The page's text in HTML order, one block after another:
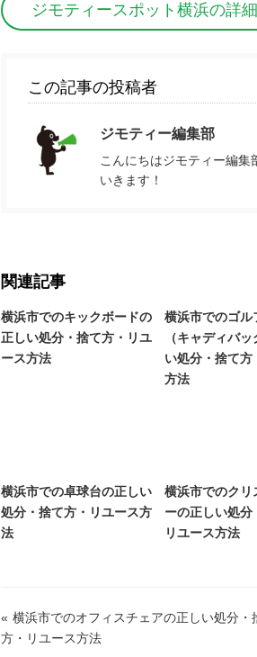
ジモティースポット横浜の詳
この記事の投稿者
ジモティー編集部
こんにちはジモティー編
いきます！
関連記事
横浜市でのキックボードの
正しい処分・捨て方・リユ
ース方法
横浜市でのゴル
（キャディバ
い処分・捨て方
方法
横浜市での卓球台の正しい
処分・捨て方・リユース方
法
横浜市でのクリ
ーの正しい処分
リユース方法
« 横浜市でのオフィスチェアの正しい処分・
方・リユース方法